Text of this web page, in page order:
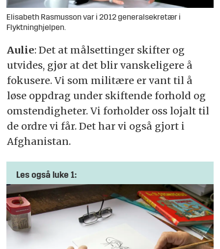
Elisabeth Rasmusson var i 2012 generalsekretær i
Flyktninghjelpen.
Aulie: Det at målsettinger skifter og
utvides, gjør at det blir vanskeligere å
fokusere. Vi som militære er vant til å
løse oppdrag under skiftende forhold og
omstendigheter. Vi forholder oss lojalt til
de ordre vi får. Det har vi også gjort i
Afghanistan.
Les også luke 1: